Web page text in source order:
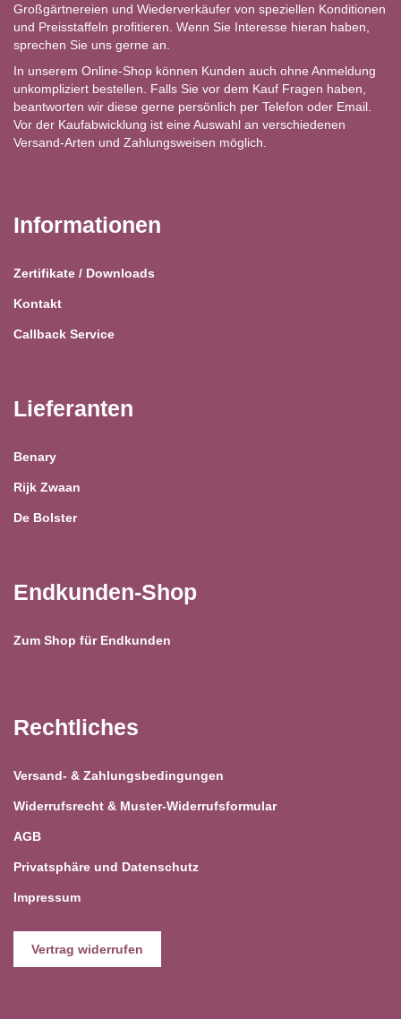
Großgärtnereien und Wiederverkäufer von speziellen Konditionen
und Preisstaffeln profitieren. Wenn Sie Interesse hieran haben,
sprechen Sie uns gerne an.
In unserem Online-Shop können Kunden auch ohne Anmeldung
unkompliziert bestellen. Falls Sie vor dem Kauf Fragen haben,
beantworten wir diese gerne persönlich per Telefon oder Email.
Vor der Kaufabwicklung ist eine Auswahl an verschiedenen
Versand-Arten und Zahlungsweisen möglich.
Informationen
Zertifikate / Downloads
Kontakt
Callback Service
Lieferanten
Benary
Rijk Zwaan
De Bolster
Endkunden-Shop
Zum Shop für Endkunden
Rechtliches
Versand- & Zahlungsbedingungen
Widerrufsrecht & Muster-Widerrufsformular
AGB
Privatsphäre und Datenschutz
Impressum
Vertrag widerrufen